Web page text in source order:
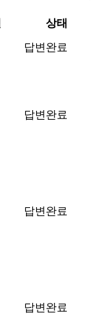
상태
답변완료
답변완료
답변완료
답변완료